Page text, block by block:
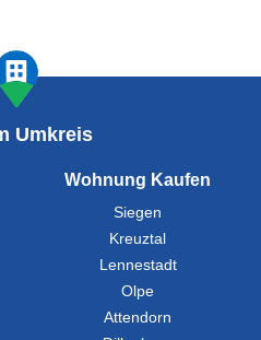
Umkreis
Wohnung Kaufen
Siegen
Kreuztal
Lennestadt
Olpe
Attendorn